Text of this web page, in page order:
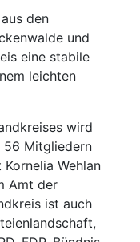
den
und
eine stabile
leichten
wird
56 Mitgliedern
Wehlan
Amt der
ist auch